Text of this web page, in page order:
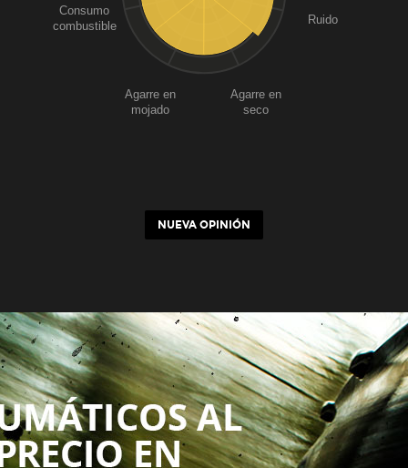
Ruido
Agarre en
seco
Agarre en
mojado
Consumo
combustible
NUEVA OPINIÓN